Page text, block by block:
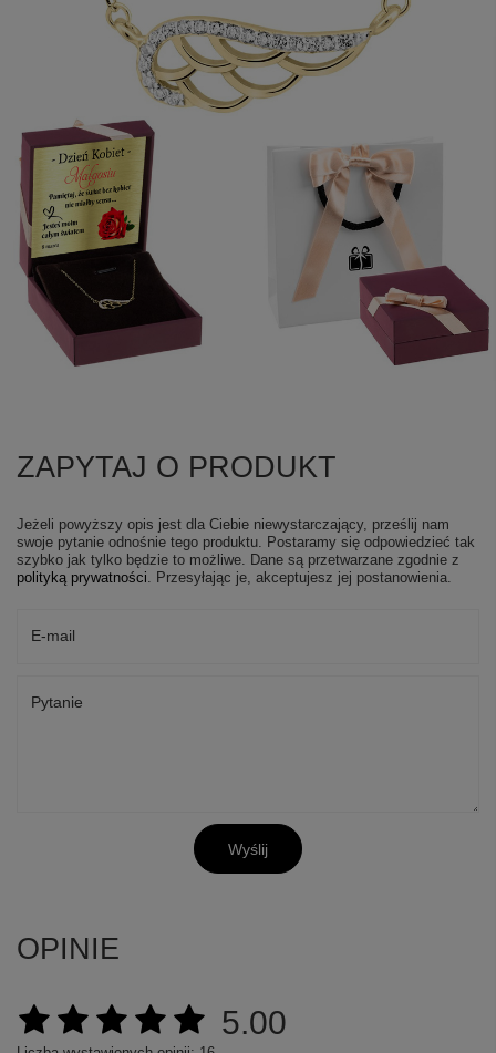
ZAPYTAJ O PRODUKT
Jeżeli powyższy opis jest dla Ciebie niewystarczający, prześlij nam
swoje pytanie odnośnie tego produktu. Postaramy się odpowiedzieć tak
szybko jak tylko będzie to możliwe. Dane są przetwarzane zgodnie z
polityką prywatności. Przesyłając je, akceptujesz jej postanowienia.
E-mail
Pytanie
Wyślij
OPINIE
5.00